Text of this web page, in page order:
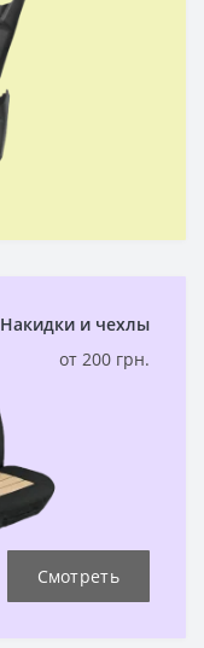
Накидки и чехлы
от 200 грн.
Смотреть